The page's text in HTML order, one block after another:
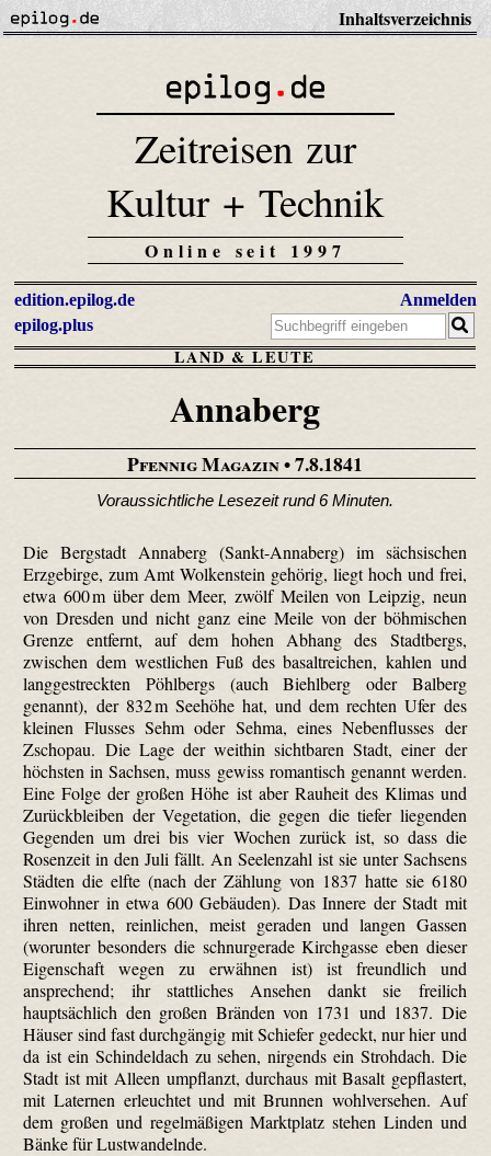
Inhaltsverzeichnis
Zeitreisen zur
Kultur + Technik
Online seit 1997
edition.epilog.de
epilog.plus
Anmelden
LAND & LEUTE
Annaberg
Pfennig Magazin• 7.8.1841
Voraussichtliche Lesezeit rund 6 Minuten.
Die Bergstadt Annaberg (Sankt-Annaberg) im sächsischen
Erzgebirge, zum Amt Wolkenstein gehörig, liegt hoch und frei,
etwa 600 m über dem Meer, zwölf Meilen von Leipzig, neun
von Dresden und nicht ganz eine Meile von der böhmischen
Grenze entfernt, auf dem hohen Abhang des Stadtbergs,
zwischen dem westlichen Fuß des basaltreichen, kahlen und
langgestreckten Pöhlbergs (auch Biehlberg oder Balberg
genannt), der 832 m Seehöhe hat, und dem rechten Ufer des
kleinen Flusses Sehm oder Sehma, eines Nebenflusses der
Zschopau. Die Lage der weithin sichtbaren Stadt, einer der
höchsten in Sachsen, muss gewiss romantisch genannt werden.
Eine Folge der großen Höhe ist aber Rauheit des Klimas und
Zurückbleiben der Vegetation, die gegen die tiefer liegenden
Gegenden um drei bis vier Wochen zurück ist, so dass die
Rosenzeit in den Juli fällt. An Seelenzahl ist sie unter Sachsens
Städten die elfte (nach der Zählung von 1837 hatte sie 6180
Einwohner in etwa 600 Gebäuden). Das Innere der Stadt mit
ihren netten, reinlichen, meist geraden und langen Gassen
(worunter besonders die schnurgerade Kirchgasse eben dieser
Eigenschaft wegen zu erwähnen ist) ist freundlich und
ansprechend; ihr stattliches Ansehen dankt sie freilich
hauptsächlich den großen Bränden von 1731 und 1837. Die
Häuser sind fast durchgängig mit Schiefer gedeckt, nur hier und
da ist ein Schindeldach zu sehen, nirgends ein Strohdach. Die
Stadt ist mit Alleen umpflanzt, durchaus mit Basalt gepflastert,
mit Laternen erleuchtet und mit Brunnen wohlversehen. Auf
dem großen und regelmäßigen Marktplatz stehen Linden und
Bänke für Lustwandelnde.